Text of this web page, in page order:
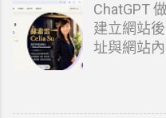
ChatGPT
建立網站
址與網站
建立自己